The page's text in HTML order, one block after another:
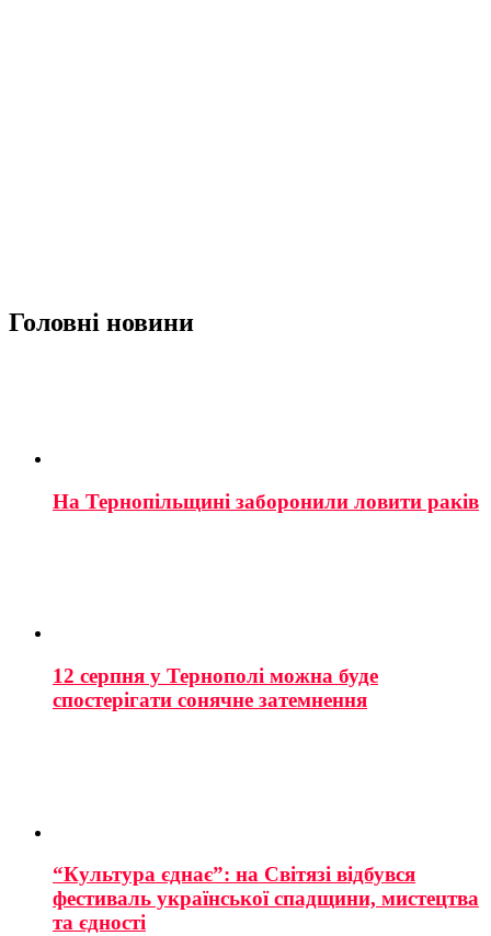
Головні новини
На Тернопільщині заборонили ловити раків
12 серпня у Тернополі можна буде
спостерігати сонячне затемнення
“Культура єднає”: на Світязі відбувся
фестиваль української спадщини, мистецтва
та єдності